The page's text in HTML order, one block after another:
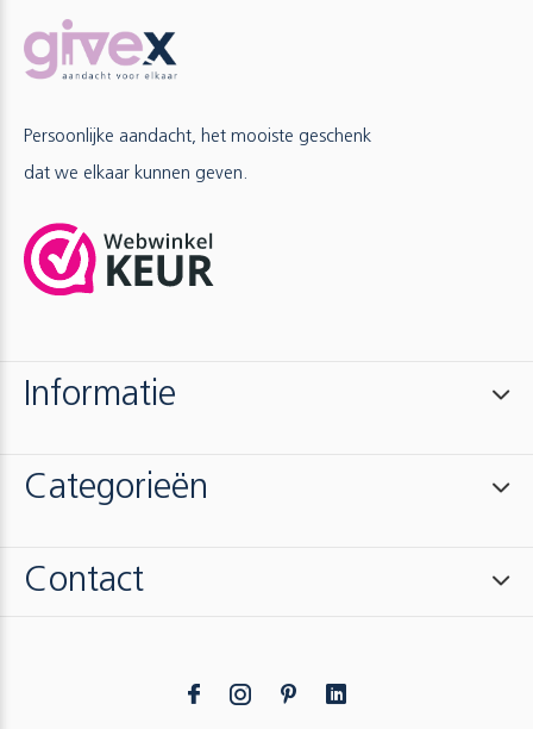
Persoonlijke aandacht, het mooiste geschenk
dat we elkaar kunnen geven.
Informatie
Categorieën
Contact